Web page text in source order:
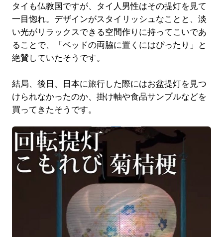
タイも仏教国ですが、タイ人男性はその提灯を見て
一目惚れ。デザインがスタイリッシュなことと、淡
い光がリラックスできる空間作りに持ってこいであ
ることで、「ベッドの両脇に置くにはぴったり」と
絶賛していたそうです。
結局、後日、日本に旅行した際にはお盆提灯を見つ
けられなかったのか、掛け軸や食品サンプルなどを
買ってきたそうです。